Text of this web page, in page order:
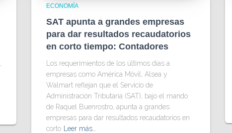
ECONOMÍA
SAT apunta a grandes empresas
para dar resultados recaudatorios
en corto tiempo: Contadores
Los requerimientos de los últimos días a
empresas como América Móvil, Alsea y
Walmart reflejan que el Servicio de
Administración Tributaria (SAT), bajo el mando
de Raquel Buenrostro, apunta a grandes
empresas para dar resultados recaudatorios en
corto
Leer más…